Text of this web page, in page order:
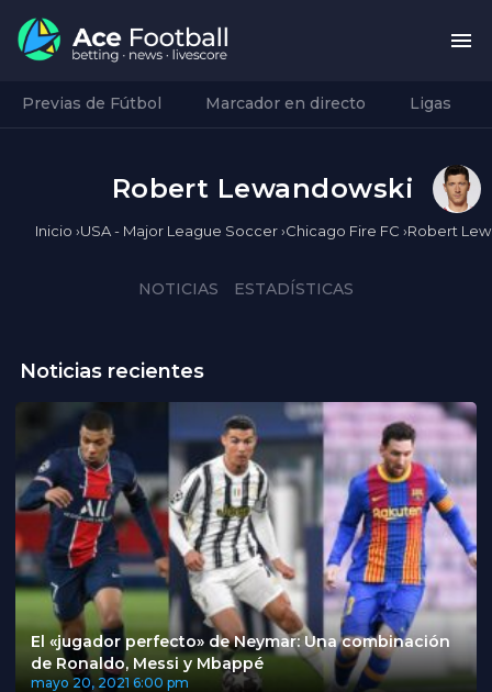
Previas de Fútbol Marcador en directo Ligas
Robert Lewandowski
Inicio ›USA - Major League Soccer›Chicago Fire FC ›Robert
NOTICIAS ESTADÍSTICAS
Noticias recientes
El «jugador perfecto» de Neymar: Una combinación
de Ronaldo, Messi y Mbappé
mayo 20, 2021 6:00 pm